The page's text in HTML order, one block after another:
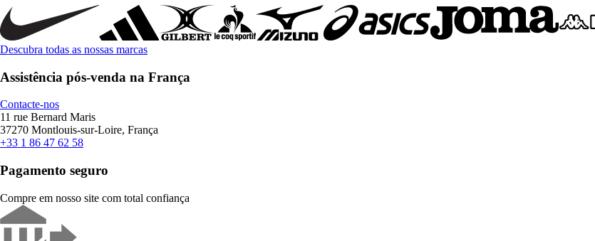
Descubra todas as nossas marcas
Assistência pós-venda na França
Contacte-nos
11 rue Bernard Maris
37270 Montlouis-sur-Loire, França
+33 1 86 47 62 58
Pagamento seguro
Compre em nosso site com total confiança